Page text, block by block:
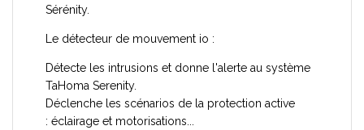
Sérénity.
Le détecteur de mouvement io :
Détecte les intrusions et donne l'alerte au système
TaHoma Serenity.
Déclenche les scénarios de la protection active
: éclairage et motorisations...